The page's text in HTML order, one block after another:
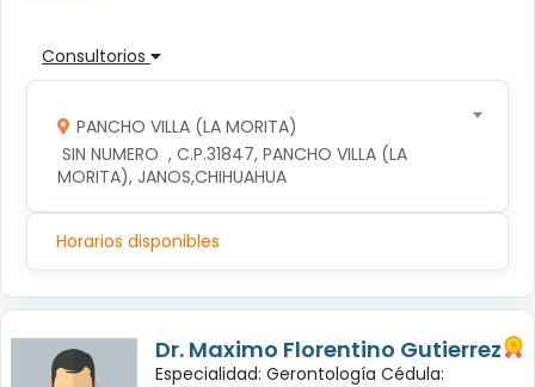
Consultorios
PANCHO VILLA (LA MORITA)
MORITA), JANOS,CHIHUAHUA
Horarios disponibles
Dr. Maximo Florentino Gutierrez
Especialidad: Gerontología Cédula: